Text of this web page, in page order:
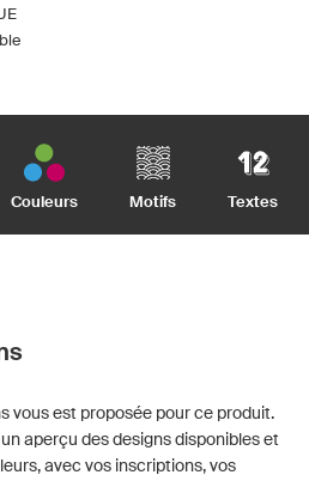
Couleurs Motifs Textes
vous est proposée pour ce produit.
aperçu des designs disponibles et
avec vos inscriptions, vos